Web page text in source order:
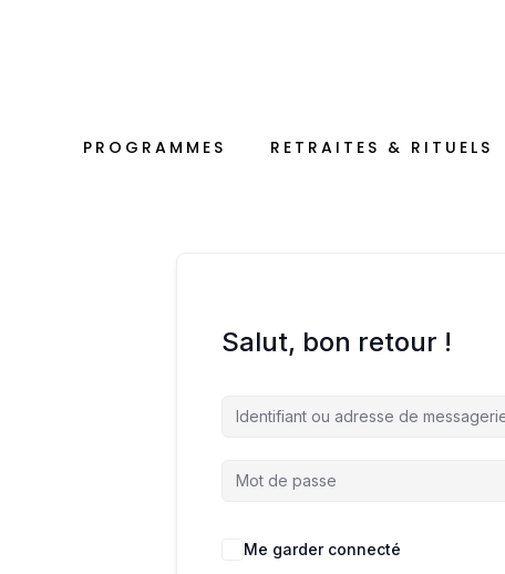
PROGRAMMES RETRAITES & RITUELS
Salut, bon retour !
Me garder connecté